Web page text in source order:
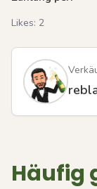
Likes: 2
Häufig